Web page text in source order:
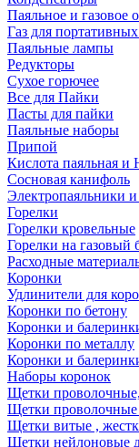
Паяльное и газовое
Газ для
Паяльные лампы
Редукторы
Сухое горючее
Все для Пайки
Пасты для пайки
Паяльные наборы
Припой
Кислота паяльная и
Сосновая канифоль
Электропаяльники
Горелки
Горелки кровельные
Горелки на газовый
Расходные
Коронки
Удлинители для
Коронки по бетону
Коронки и
Коронки по металлу
Коронки и
Наборы коронок
Щетки
Щетки проволочные
Щетки витые ,
Щетки нейлоновые